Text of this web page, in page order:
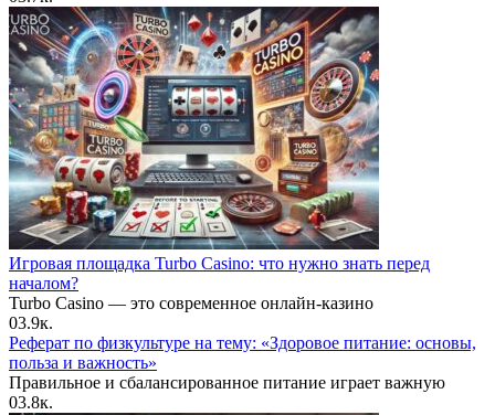
Игровая площадка Turbo Casino: что нужно знать перед
началом?
Turbo Casino — это современное онлайн-казино
03.9к.
Реферат по физкультуре на тему: «Здоровое питание: основы,
польза и важность»
Правильное и сбалансированное питание играет важную
03.8к.